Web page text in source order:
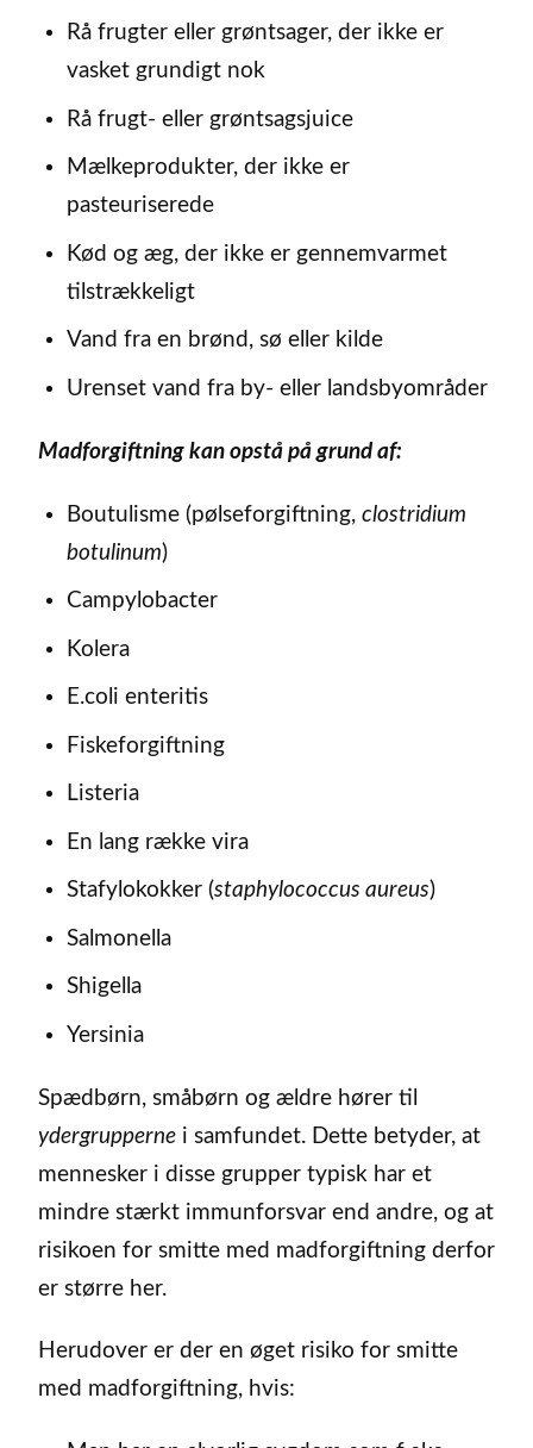
Rå frugter eller grøntsager, der ikke er
vasket grundigt nok
Rå frugt- eller grøntsagsjuice
Mælkeprodukter, der ikke er
pasteuriserede
Kød og æg, der ikke er gennemvarmet
tilstrækkeligt
Vand fra en brønd, sø eller kilde
Urenset vand fra by- eller landsbyområder
Madforgiftning kan opstå på grund af:
Boutulisme (pølseforgiftning, clostridium
botulinum)
Campylobacter
Kolera
E.coli enteritis
Fiskeforgiftning
Listeria
En lang række vira
Stafylokokker (staphylococcus aureus)
Salmonella
Shigella
Yersinia
Spædbørn, småbørn og ældre hører til
ydergrupperne i samfundet. Dette betyder, at
mennesker i disse grupper typisk har et
mindre stærkt immunforsvar end andre, og at
risikoen for smitte med madforgiftning derfor
er større her.
Herudover er der en øget risiko for smitte
med madforgiftning, hvis: